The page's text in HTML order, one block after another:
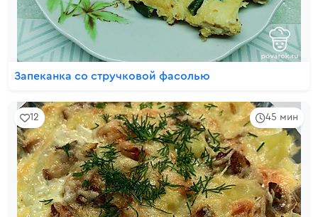
Запеканка со стручковой фасолью
45 мин
12